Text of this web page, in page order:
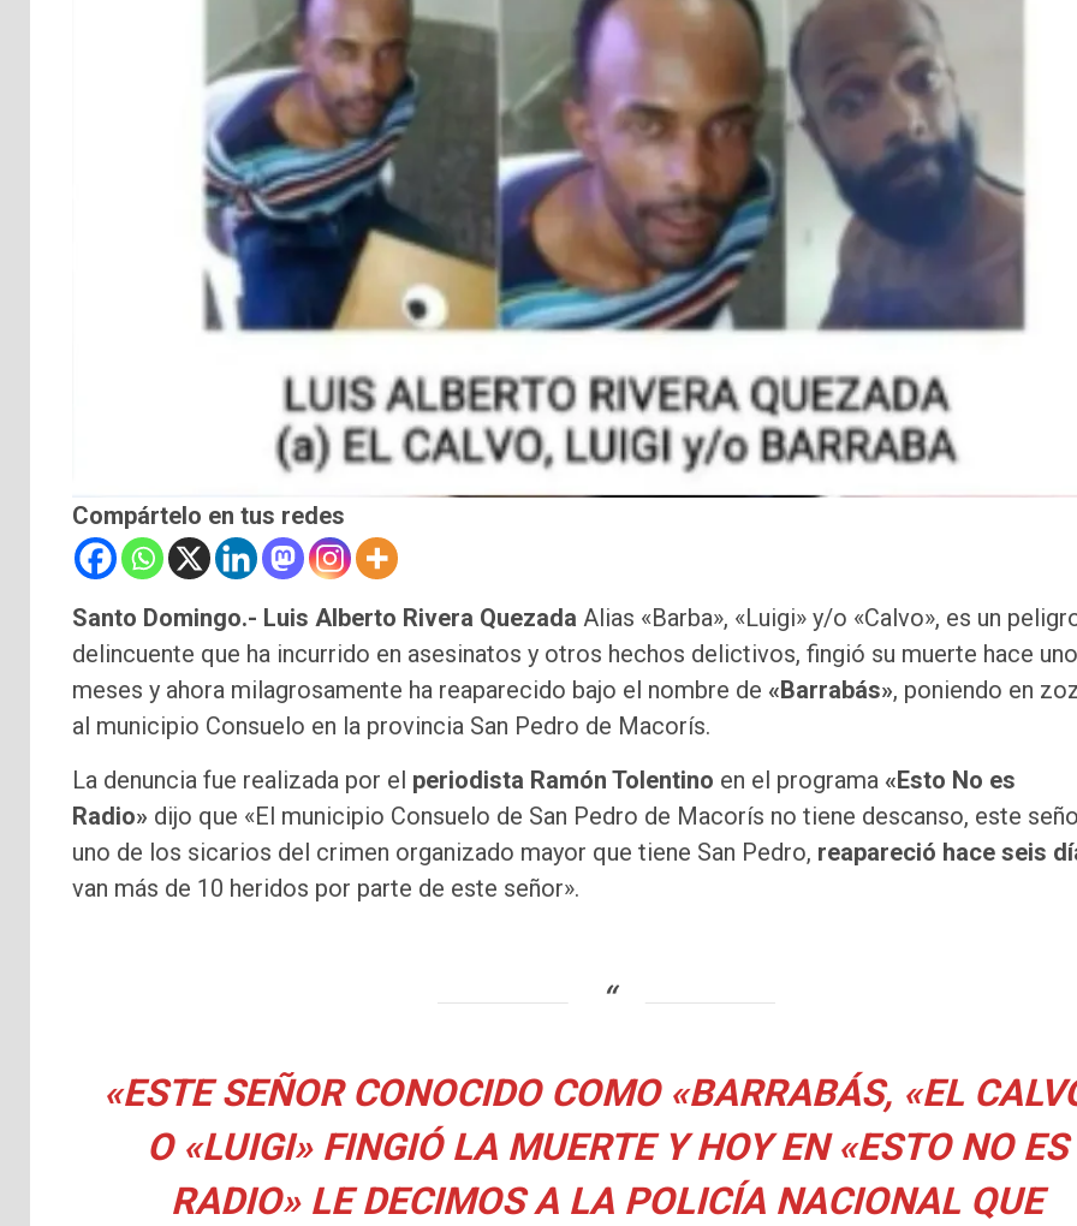
Compártelo en tus redes
Santo Domingo.- Luis Alberto Rivera Quezada Alias «Barba», «Luigi» y/o «Calvo», es un
delincuente que ha incurrido en asesinatos y otros hechos delictivos, fingió su muerte hace
meses y ahora milagrosamente ha reaparecido bajo el nombre de «Barrabás», poniendo en
al municipio Consuelo en la provincia San Pedro de Macorís.
La denuncia fue realizada por el periodista Ramón Tolentino en el programa «Esto No es
Radio» dijo que «El municipio Consuelo de San Pedro de Macorís no tiene descanso, este
uno de los sicarios del crimen organizado mayor que tiene San Pedro, reapareció hace seis
van más de 10 heridos por parte de este señor».
«ESTE SEÑOR CONOCIDO COMO «BARRABÁS, «EL
O «LUIGI» FINGIÓ LA MUERTE Y HOY EN «ESTO NO ES
RADIO» LE DECIMOS A LA POLICÍA NACIONAL QUE